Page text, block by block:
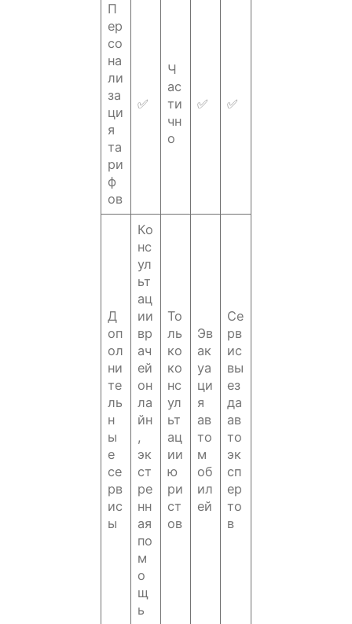
П
ер
со
на
ли
за
ци
я
та
ри
ф
ов
✅
Ч
ас
ти
чн
о
✅ ✅
Д
оп
ол
ни
те
ль
н
ы
е
се
рв
ис
ы
Ко
нс
ул
ьт
ац
ии
вр
ач
ей
он
ла
йн
,
эк
ст
ре
нн
ая
по
м
о
щ
ь
То
ль
ко
ко
нс
ул
ьт
ац
ии
ю
ри
ст
ов
Эв
ак
уа
ци
я
ав
то
м
об
ил
ей
Се
рв
ис
вы
ез
да
ав
то
эк
сп
ер
то
в